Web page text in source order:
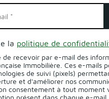
la politique de
de recevoir par e-mail des
Immobilière. Ces e-mails
de suivi (pixels)
et d'améliorer nos
consentement à tout moment